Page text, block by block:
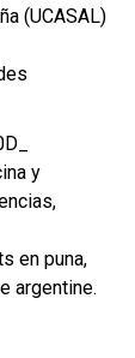
(UCASAL)
y
en puna,
argentine.